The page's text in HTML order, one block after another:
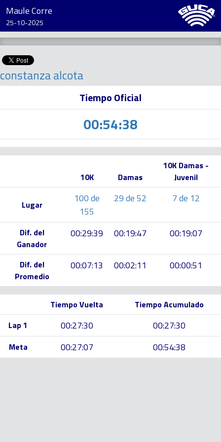
Maule Corre
25-10-2025
constanza alcota
Tiempo Oficial
00:54:38
10K Damas
10K Damas -
Juvenil
Lugar
100 de
155
29 de 52 7 de 12
Dif. del
Ganador
00:29:39 00:19:47 00:19:07
Dif. del
Promedio
00:07:13 00:02:11 00:00:51
Tiempo Vuelta
Tiempo Acumulado
Lap 1
00:27:30 00:27:30
Meta 00:27:07 00:54:38